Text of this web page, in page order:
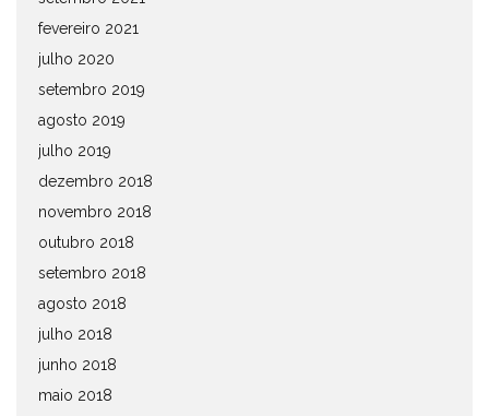
fevereiro 2021
julho 2020
setembro 2019
agosto 2019
julho 2019
dezembro 2018
novembro 2018
outubro 2018
setembro 2018
agosto 2018
julho 2018
junho 2018
maio 2018